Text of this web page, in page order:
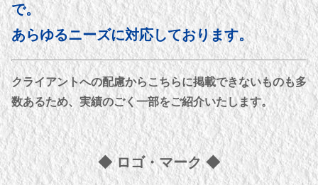
で。
あらゆるニーズに対応しております。
クライアントへの配慮からこちらに掲載できないものも多
数あるため、実績のごく一部をご紹介いたします。
◆ ロゴ・マーク ◆